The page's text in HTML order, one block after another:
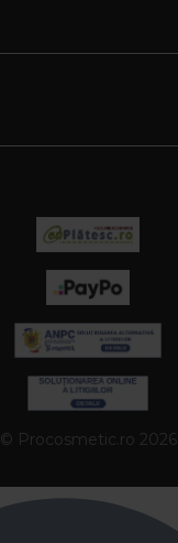
© Procosmetic.ro 2026